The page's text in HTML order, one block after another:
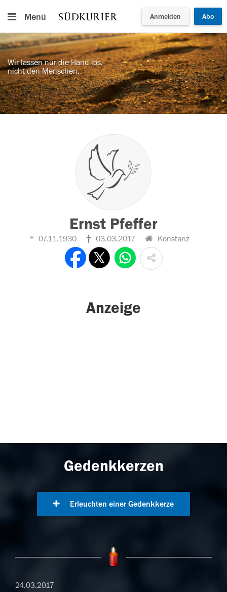
Menü Anmelden Abo
Wir lassen nur die Hand los,
nicht den Menschen.
Ernst Pfeffer
07.11.1930 03.03.2017 Konstanz
Anzeige
Gedenkkerzen
Erleuchten einer Gedenkkerze
24.03.2017